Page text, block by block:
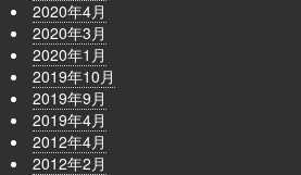
2020年4月
2020年3月
2020年1月
2019年10月
2019年9月
2019年4月
2012年4月
2012年2月